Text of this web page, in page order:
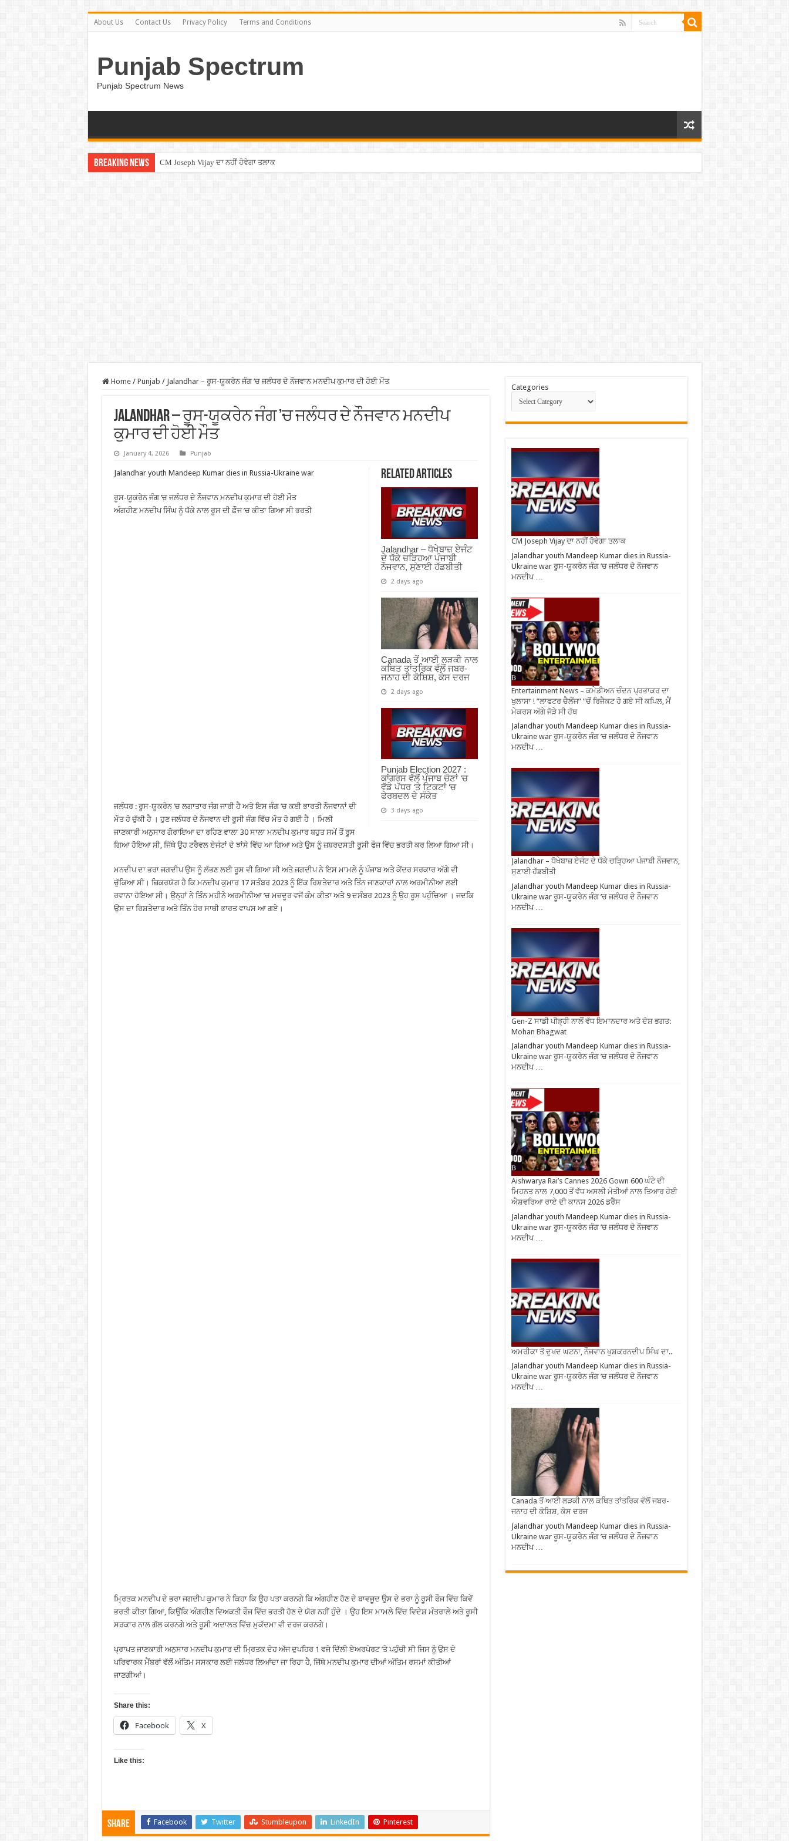
About Us Contact Us Privacy Policy Terms and Conditions
Punjab Spectrum
Punjab Spectrum News
Breaking News CM Joseph Vijay ਦਾ ਨਹੀਂ ਹੋਵੇਗਾ ਤਲਾਕ
Home / Punjab / Jalandhar – ਰੂਸ-ਯੂਕਰੇਨ ਜੰਗ ’ਚ ਜਲੰਧਰ ਦੇ ਨੌਜਵਾਨ ਮਨਦੀਪ ਕੁਮਾਰ ਦੀ ਹੋਈ ਮੌਤ
Jalandhar – ਰੂਸ-ਯੂਕਰੇਨ ਜੰਗ ’ਚ ਜਲੰਧਰ ਦੇ ਨੌਜਵਾਨ ਮਨਦੀਪ
ਕੁਮਾਰ ਦੀ ਹੋਈ ਮੌਤ
January 4, 2026 Punjab
Related Articles
Jalandhar – ਧੋਖੇਬਾਜ਼ ਏਜੰਟ
ਦੇ ਧੱਕੇ ਚੜ੍ਹਿਆ ਪੰਜਾਬੀ
ਨੌਜਵਾਨ, ਸੁਣਾਈ ਹੱਡਬੀਤੀ
2 days ago
Canada ਤੋਂ ਆਈ ਲੜਕੀ ਨਾਲ
ਕਥਿਤ ਤਾਂਤਰਿਕ ਵੱਲੋਂ ਜਬਰ-
ਜਨਾਹ ਦੀ ਕੋਸ਼ਿਸ਼, ਕੇਸ ਦਰਜ
2 days ago
Punjab Election 2027 :
ਕਾਂਗਰਸ ਵੱਲੋਂ ਪੰਜਾਬ ਚੋਣਾਂ ‘ਚ
ਵੱਡੇ ਪੱਧਰ ‘ਤੇ ਟਿਕਟਾਂ ‘ਚ
ਫੇਰਬਦਲ ਦੇ ਸੰਕੇਤ
3 days ago
Jalandhar youth Mandeep Kumar dies in Russia-Ukraine war
ਰੂਸ-ਯੂਕਰੇਨ ਜੰਗ ’ਚ ਜਲੰਧਰ ਦੇ ਨੌਜਵਾਨ ਮਨਦੀਪ ਕੁਮਾਰ ਦੀ ਹੋਈ ਮੌਤ
ਅੰਗਹੀਣ ਮਨਦੀਪ ਸਿੰਘ ਨੂੰ ਧੱਕੇ ਨਾਲ ਰੂਸ ਦੀ ਫ਼ੌਜ ’ਚ ਕੀਤਾ ਗਿਆ ਸੀ ਭਰਤੀ
ਜਲੰਧਰ : ਰੂਸ-ਯੂਕਰੇਨ ’ਚ ਲਗਾਤਾਰ ਜੰਗ ਜਾਰੀ ਹੈ ਅਤੇ ਇਸ ਜੰਗ ’ਚ ਕਈ ਭਾਰਤੀ ਨੌਜਵਾਨਾਂ ਦੀ
ਮੌਤ ਹੋ ਚੁੱਕੀ ਹੈ । ਹੁਣ ਜਲੰਧਰ ਦੇ ਨੌਜਵਾਨ ਦੀ ਰੂਸੀ ਜੰਗ ਵਿੱਚ ਮੌਤ ਹੋ ਗਈ ਹੈ । ਮਿਲੀ
ਜਾਣਕਾਰੀ ਅਨੁਸਾਰ ਗੋਰਾਇਆ ਦਾ ਰਹਿਣ ਵਾਲਾ 30 ਸਾਲਾ ਮਨਦੀਪ ਕੁਮਾਰ ਬਹੁਤ ਸਮੇਂ ਤੋਂ ਰੂਸ
ਗਿਆ ਹੋਇਆ ਸੀ, ਜਿੱਥੇ ਉਹ ਟਰੈਵਲ ਏਜੰਟਾਂ ਦੇ ਝਾਂਸੇ ਵਿੱਚ ਆ ਗਿਆ ਅਤੇ ਉਸ ਨੂੰ ਜ਼ਬਰਦਸਤੀ ਰੂਸੀ ਫੌਜ ਵਿੱਚ ਭਰਤੀ ਕਰ ਲਿਆ ਗਿਆ ਸੀ।
ਮਨਦੀਪ ਦਾ ਭਰਾ ਜਗਦੀਪ ਉਸ ਨੂੰ ਲੱਭਣ ਲਈ ਰੂਸ ਵੀ ਗਿਆ ਸੀ ਅਤੇ ਜਗਦੀਪ ਨੇ ਇਸ ਮਾਮਲੇ ਨੂੰ ਪੰਜਾਬ ਅਤੇ ਕੇਂਦਰ ਸਰਕਾਰ ਅੱਗੇ ਵੀ
ਚੁੱਕਿਆ ਸੀ। ਜ਼ਿਕਰਯੋਗ ਹੈ ਕਿ ਮਨਦੀਪ ਕੁਮਾਰ 17 ਸਤੰਬਰ 2023 ਨੂੰ ਇੱਕ ਰਿਸ਼ਤੇਦਾਰ ਅਤੇ ਤਿੰਨ ਜਾਣਕਾਰਾਂ ਨਾਲ ਅਰਮੀਨੀਆ ਲਈ
ਰਵਾਨਾ ਹੋਇਆ ਸੀ। ਉਨ੍ਹਾਂ ਨੇ ਤਿੰਨ ਮਹੀਨੇ ਅਰਮੀਨੀਆ ’ਚ ਮਜ਼ਦੂਰ ਵਜੋਂ ਕੰਮ ਕੀਤਾ ਅਤੇ 9 ਦਸੰਬਰ 2023 ਨੂੰ ਉਹ ਰੂਸ ਪਹੁੰਚਿਆ । ਜਦਕਿ
ਉਸ ਦਾ ਰਿਸ਼ਤੇਦਾਰ ਅਤੇ ਤਿੰਨ ਹੋਰ ਸਾਥੀ ਭਾਰਤ ਵਾਪਸ ਆ ਗਏ।
ਮ੍ਰਿਤਕ ਮਨਦੀਪ ਦੇ ਭਰਾ ਜਗਦੀਪ ਕੁਮਾਰ ਨੇ ਕਿਹਾ ਕਿ ਉਹ ਪਤਾ ਕਰਨਗੇ ਕਿ ਅੰਗਹੀਣ ਹੋਣ ਦੇ ਬਾਵਜੂਦ ਉਸ ਦੇ ਭਰਾ ਨੂੰ ਰੂਸੀ ਫੌਜ ਵਿੱਚ ਕਿਵੇਂ
ਭਰਤੀ ਕੀਤਾ ਗਿਆ, ਕਿਉਂਕਿ ਅੰਗਹੀਣ ਵਿਅਕਤੀ ਫੌਜ ਵਿੱਚ ਭਰਤੀ ਹੋਣ ਦੇ ਯੋਗ ਨਹੀਂ ਹੁੰਦੇ । ਉਹ ਇਸ ਮਾਮਲੇ ਵਿੱਚ ਵਿਦੇਸ਼ ਮੰਤਰਾਲੇ ਅਤੇ ਰੂਸੀ
ਸਰਕਾਰ ਨਾਲ ਗੱਲ ਕਰਨਗੇ ਅਤੇ ਰੂਸੀ ਅਦਾਲਤ ਵਿੱਚ ਮੁਕੱਦਮਾ ਵੀ ਦਰਜ ਕਰਨਗੇ।
ਪ੍ਰਾਪਤ ਜਾਣਕਾਰੀ ਅਨੁਸਾਰ ਮਨਦੀਪ ਕੁਮਾਰ ਦੀ ਮ੍ਰਿਤਕ ਦੇਹ ਅੱਜ ਦੁਪਹਿਰ 1 ਵਜੇ ਦਿੱਲੀ ਏਅਰਪੋਰਟ ’ਤੇ ਪਹੁੰਚੀ ਸੀ ਜਿਸ ਨੂੰ ਉਸ ਦੇ
ਪਰਿਵਾਰਕ ਮੈਂਬਰਾਂ ਵੱਲੋਂ ਅੰਤਿਮ ਸਸਕਾਰ ਲਈ ਜਲੰਧਰ ਲਿਆਂਦਾ ਜਾ ਰਿਹਾ ਹੈ, ਜਿੱਥੇ ਮਨਦੀਪ ਕੁਮਾਰ ਦੀਆਂ ਅੰਤਿਮ ਰਸਮਾਂ ਕੀਤੀਆਂ
ਜਾਣਗੀਆਂ।
Share this:
Facebook X
Like this:
Share Facebook Twitter Stumbleupon LinkedIn Pinterest
Categories
CM Joseph Vijay ਦਾ ਨਹੀਂ ਹੋਵੇਗਾ ਤਲਾਕ
Jalandhar youth Mandeep Kumar dies in Russia-
Ukraine war ਰੂਸ-ਯੂਕਰੇਨ ਜੰਗ ’ਚ ਜਲੰਧਰ ਦੇ ਨੌਜਵਾਨ
ਮਨਦੀਪ …
Entertainment News – ਕਮੇਡੀਅਨ ਚੰਦਨ ਪ੍ਰਭਾਕਰ ਦਾ
ਖੁਲਾਸਾ ! ”ਲਾਫਟਰ ਚੈਲੇਂਜ” ”ਚੋਂ ਰਿਜੈਕਟ ਹੋ ਗਏ ਸੀ ਕਪਿਲ, ਮੈਂ
ਮੇਕਰਸ ਅੱਗੇ ਜੋੜੇ ਸੀ ਹੱਥ
Jalandhar youth Mandeep Kumar dies in Russia-
Ukraine war ਰੂਸ-ਯੂਕਰੇਨ ਜੰਗ ’ਚ ਜਲੰਧਰ ਦੇ ਨੌਜਵਾਨ
ਮਨਦੀਪ …
Jalandhar – ਧੋਖੇਬਾਜ਼ ਏਜੰਟ ਦੇ ਧੱਕੇ ਚੜ੍ਹਿਆ ਪੰਜਾਬੀ ਨੌਜਵਾਨ,
ਸੁਣਾਈ ਹੱਡਬੀਤੀ
Jalandhar youth Mandeep Kumar dies in Russia-
Ukraine war ਰੂਸ-ਯੂਕਰੇਨ ਜੰਗ ’ਚ ਜਲੰਧਰ ਦੇ ਨੌਜਵਾਨ
ਮਨਦੀਪ …
Gen-Z ਸਾਡੀ ਪੀੜ੍ਹੀ ਨਾਲੋਂ ਵੱਧ ਇਮਾਨਦਾਰ ਅਤੇ ਦੇਸ਼ ਭਗਤ:
Mohan Bhagwat
Jalandhar youth Mandeep Kumar dies in Russia-
Ukraine war ਰੂਸ-ਯੂਕਰੇਨ ਜੰਗ ’ਚ ਜਲੰਧਰ ਦੇ ਨੌਜਵਾਨ
ਮਨਦੀਪ …
Aishwarya Rai’s Cannes 2026 Gown 600 ਘੰਟੇ ਦੀ
ਮਿਹਨਤ ਨਾਲ 7,000 ਤੋਂ ਵੱਧ ਅਸਲੀ ਮੋਤੀਆਂ ਨਾਲ ਤਿਆਰ ਹੋਈ
ਐਸ਼ਵਰਿਆ ਰਾਏ ਦੀ ਕਾਨਸ 2026 ਡਰੈੱਸ
Jalandhar youth Mandeep Kumar dies in Russia-
Ukraine war ਰੂਸ-ਯੂਕਰੇਨ ਜੰਗ ’ਚ ਜਲੰਧਰ ਦੇ ਨੌਜਵਾਨ
ਮਨਦੀਪ …
ਅਮਰੀਕਾ ਤੋਂ ਦੁਖਦ ਘਟਨਾ, ਨੌਜਵਾਨ ਖੁਸ਼ਕਰਨਦੀਪ ਸਿੰਘ ਦਾ..
Jalandhar youth Mandeep Kumar dies in Russia-
Ukraine war ਰੂਸ-ਯੂਕਰੇਨ ਜੰਗ ’ਚ ਜਲੰਧਰ ਦੇ ਨੌਜਵਾਨ
ਮਨਦੀਪ …
Canada ਤੋਂ ਆਈ ਲੜਕੀ ਨਾਲ ਕਥਿਤ ਤਾਂਤਰਿਕ ਵੱਲੋਂ ਜਬਰ-
ਜਨਾਹ ਦੀ ਕੋਸ਼ਿਸ਼, ਕੇਸ ਦਰਜ
Jalandhar youth Mandeep Kumar dies in Russia-
Ukraine war ਰੂਸ-ਯੂਕਰੇਨ ਜੰਗ ’ਚ ਜਲੰਧਰ ਦੇ ਨੌਜਵਾਨ
ਮਨਦੀਪ …